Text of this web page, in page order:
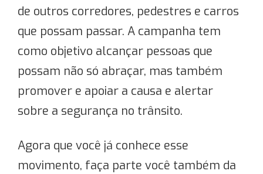
de outros corredores, pedestres e carros
que possam passar. A campanha tem
como objetivo alcançar pessoas que
possam não só abraçar, mas também
promover e apoiar a causa e alertar
sobre a segurança no trânsito.
Agora que você já conhece esse
movimento, faça parte você também da